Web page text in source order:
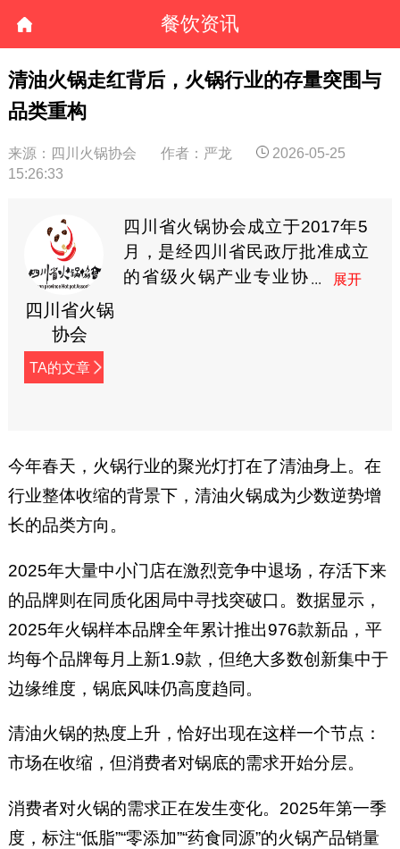
餐饮资讯
清油火锅走红背后，火锅行业的存量突围与
品类重构
来源：四川火锅协会 作者：严龙
2026-05-25
15:26:33
四川省火锅
协会
TA的文章
四川省火锅协会成立于2017年5
月，是经四川省民政厅批准成立
的省级火锅产业专业协
今年春天，火锅行业的聚光灯打在了清油身上。在
行业整体收缩的背景下，清油火锅成为少数逆势增
长的品类方向。
2025年大量中小门店在激烈竞争中退场，存活下来
的品牌则在同质化困局中寻找突破口。数据显示，
2025年火锅样本品牌全年累计推出976款新品，平
均每个品牌每月上新1.9款，但绝大多数创新集中于
边缘维度，锅底风味仍高度趋同。
清油火锅的热度上升，恰好出现在这样一个节点：
市场在收缩，但消费者对锅底的需求开始分层。
消费者对火锅的需求正在发生变化。2025年第一季
度，标注“低脂”“零添加”“药食同源”的火锅产品销量